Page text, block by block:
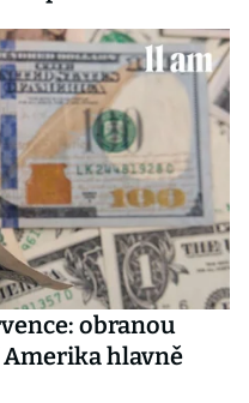
obranou
hlavně